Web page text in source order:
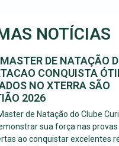
NOTÍCIAS
DE NATAÇÃO
CONQUISTA
NO XTERRA SÃO
2026
de Natação do Clube
sua força nas provas
ao conquistar excelentes